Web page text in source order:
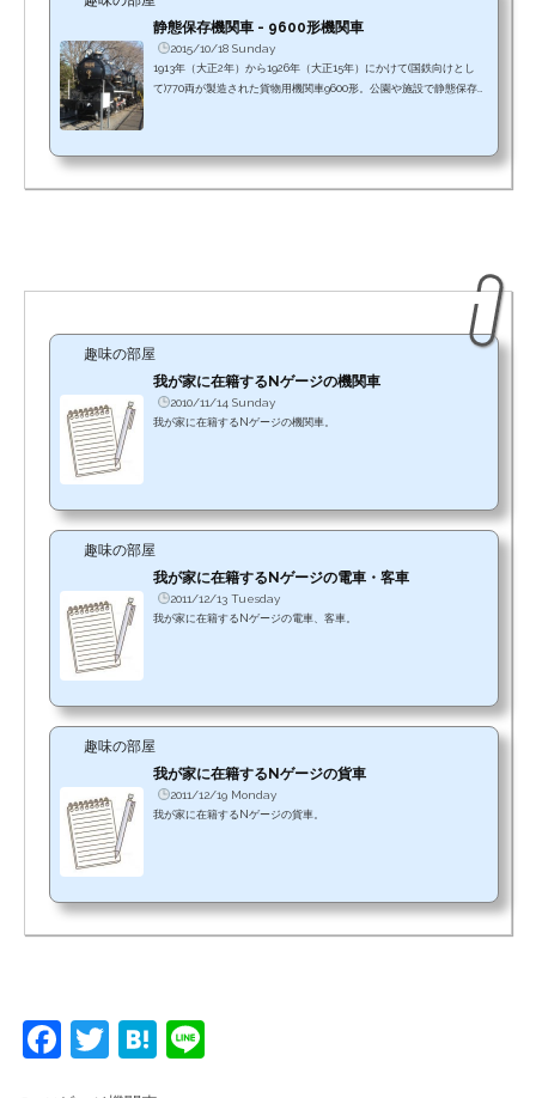
静態保存機関車 - 9600形機関車
2015/10/18 Sunday
1913年（大正2年）から1926年（大正15年）にかけて(国鉄向けとし
て)770両が製造された貨物用機関車9600形。公園や施設で静態保存
趣味の部屋
我が家に在籍するNゲージの機関車
2010/11/14 Sunday
我が家に在籍するNゲージの機関車。
趣味の部屋
我が家に在籍するNゲージの電車・客車
2011/12/13 Tuesday
我が家に在籍するNゲージの電車、客車。
趣味の部屋
我が家に在籍するNゲージの貨車
2011/12/19 Monday
我が家に在籍するNゲージの貨車。
F
T
H